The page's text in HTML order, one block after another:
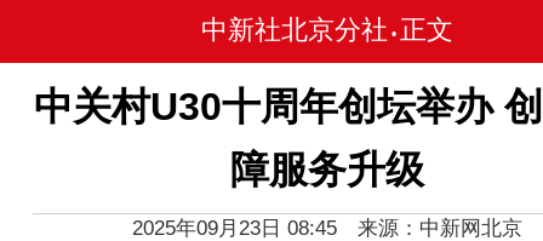
中新社北京分社 • 正文
中关村U30十周年创坛举办
障服务升级
2025年09月23日 08:45 来源：中新网北京